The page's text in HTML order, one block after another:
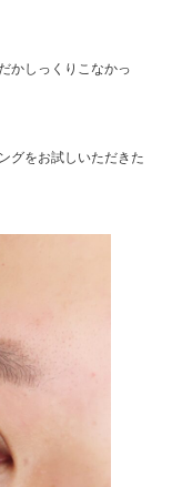
かしっくりこなかっ
グをお試しいただきた